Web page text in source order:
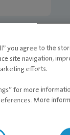
you agree to the
site navigation,
efforts.
for more
More